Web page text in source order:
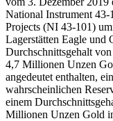
National Instrument
Projects (NI 43-101)
Lagerstätten Eagle
Durchschnittsgehalt
4,7 Millionen Unzen
angedeutet enthalten,
wahrscheinlichen
einem
Millionen Unzen Gold